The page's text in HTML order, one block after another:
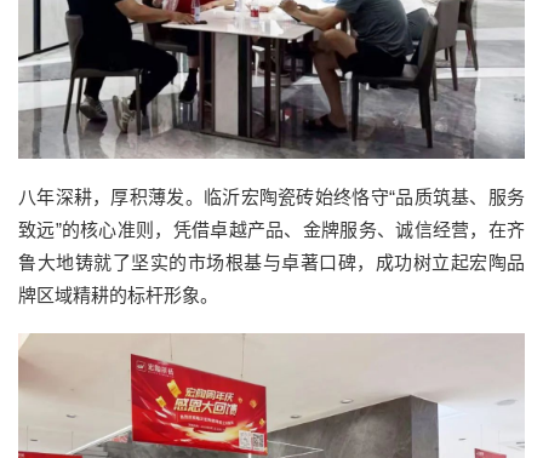
八年深耕，厚积薄发。临沂宏陶瓷砖始终恪守“品质筑基、服务
致远”的核心准则，凭借卓越产品、金牌服务、诚信经营，在齐
鲁大地铸就了坚实的市场根基与卓著口碑，成功树立起宏陶品
牌区域精耕的标杆形象。